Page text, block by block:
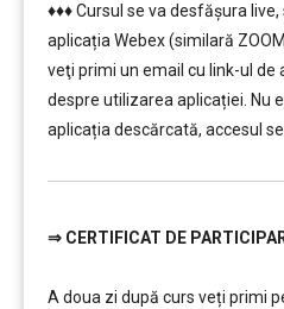
♦♦♦ Cursul se va desfășura
aplicația Webex (similară
veţi primi un email cu link-ul de
despre utilizarea aplicației. Nu
aplicația descărcată, accesul
⇒ CERTIFICAT DE
A doua zi după curs veți primi